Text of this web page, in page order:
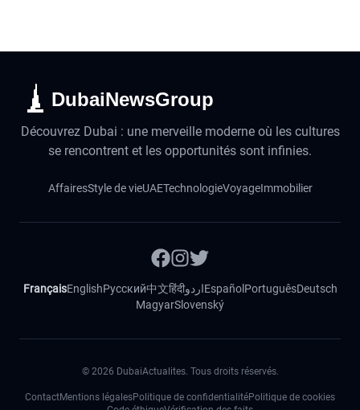
DubaiNewsGroup
Découvrez Dubai : une merveille moderne où les cultures
se rencontrent et les opportunités sont infinies.
AffairesStyle de vieUAETechnologieVoyageImmobilier
FrançaisEnglishРусский中文हिंदीاردوEspañol PortuguêsDeutsch
MagyarSlovenský
© 2026 DubaiActualites. Tous droits réservés.
ContactMentions légalesPolitique de confidentialitéPolitique de cookies